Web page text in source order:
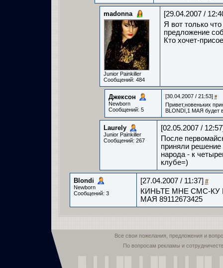
madonna
Junior Painkiller
Сообщений: 484
[29.04.2007 /
Я вот только
предложение
Кто хочет-
Джексон­
Newborn
Сообщений: 5
[30.04.2007 / 21:53] #
Привет,новеньких
BLONDI,1 МАЯ будет
Laurely­
Junior Painkiller
Сообщений: 267
[02.05.2007 /
После
приняли
народа - к
клубе=)
Blondi­
Newborn
Сообщений: 3
[27.04.2007 / 11:37] #
КИНЬТЕ МНЕ СМС-КУ
МАЯ 89112673425
Все свои пожелания, предложения и
По вопросам рекламы и